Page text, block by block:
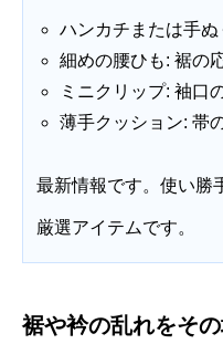
ハンカチまたは手
細めの腰ひも: 裾の
ミニクリップ: 袖口
薄手クッション: 帯
最新情報です。使い勝
厳選アイテムです。
裾や衿の乱れをそ